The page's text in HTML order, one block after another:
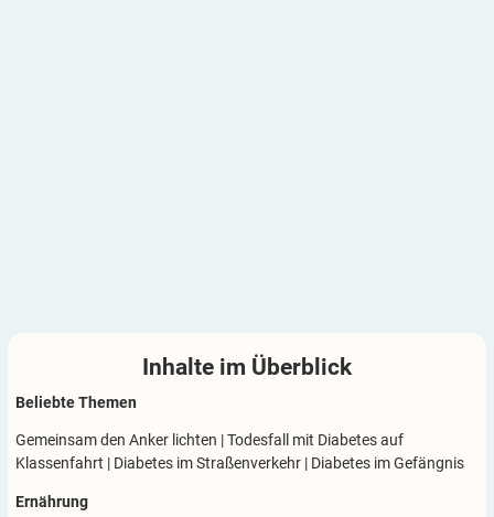
Inhalte im Überblick
Beliebte Themen
Gemeinsam den Anker lichten |Todesfall mit Diabetes auf
Klassenfahrt | Diabetes im Straßenverkehr | Diabetes im Gefängnis
Ernährung